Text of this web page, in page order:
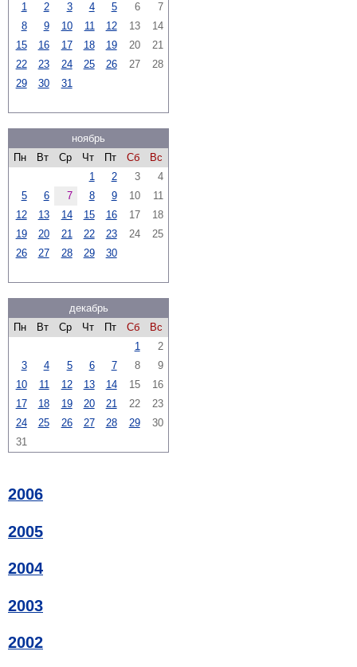
1
2 3 4 5 6
7
8
9 10 11 12 13
14
15
16 17 18 19 20
21
22
23 24 25 26 27
28
29
30 31
ноябрь
Пн
Вт Ср Чт Пт Сб
Вс
1
2 3
4
5
6 7 8 9 10
11
12
13 14 15 16 17
18
19
20 21 22 23 24
25
26
27 28 29 30
декабрь
Пн
Вт Ср Чт Пт Сб
Вс
1
2
3
4 5 6 7 8
9
10
11 12 13 14 15
16
17
18 19 20 21 22
23
24
25 26 27 28 29
30
31
2006
2005
2004
2003
2002